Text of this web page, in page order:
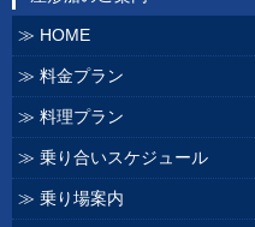
HOME
料金プラン
料理プラン
乗り合いスケジュール
乗り場案内